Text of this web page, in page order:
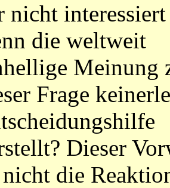
nicht
die weltweit
Meinung
Frage
Dieser
die